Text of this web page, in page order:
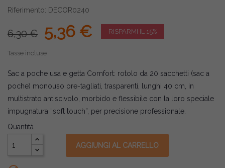
Riferimento: DECOR0240
6,30 € 5,36 € RISPARMI IL 15%
Tasse incluse
Sac a poche usa e getta Comfort: rotolo da 20 sacchetti (sac a
poche) monouso pre-tagliati, trasparenti, lunghi 40 cm, in
multistrato antiscivolo, morbido e flessibile con la loro speciale
impugnatura “soft touch”, per precisione professionale.
Quantità
AGGIUNGI AL CARRELLO